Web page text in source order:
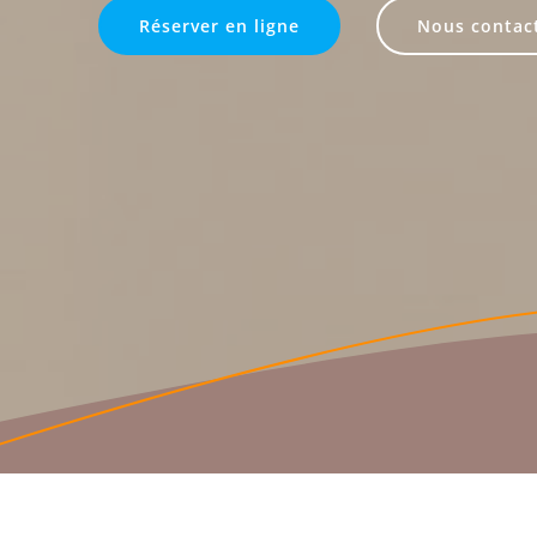
Réserver en ligne Nous